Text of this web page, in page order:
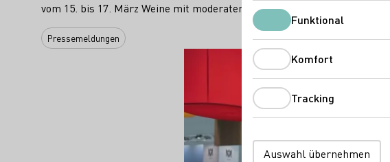
vom 15. bis 17. März Weine mit moderatem Alkoholgehalt.
Pressemeldungen
FunktionalFunktional
Komfort
Tracking
Auswahl übernehmen